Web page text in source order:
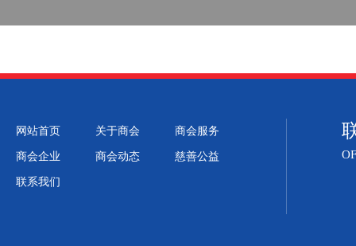
网站首页 关于商会 商会服务
商会企业 商会动态 慈善公益
联系我们